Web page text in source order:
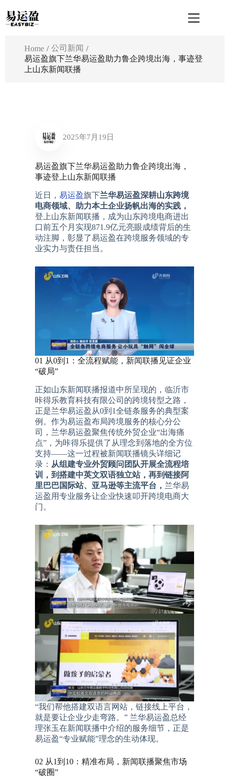
至
内
Home / 公司新闻 /
易运盈旗下兰华易运盈助力鲁企跨境出海，事迹登
上山东新闻联播
2025年7月19日
易运盈旗下兰华易运盈助力鲁企跨境出海，
事迹登上山东新闻联播
近日，易运盈旗下兰华易运盈深耕山东跨境
电商领域、助力本土企业扬帆出海的实践，
登上山东新闻联播，成为山东跨境电商进出
口前五个月实现871.9亿元亮眼成绩背后的生
动注脚，彰显了易运盈在跨境服务领域的专
业实力与责任担当。
01 从0到1：全流程赋能，新闻联播见证企业
“破局”
正如山东新闻联播报道中所呈现的，临沂市
咔得乐教育科技有限公司的跨境转型之路，
正是兰华易运盈从0到1全链条服务的典型案
例。作为易运盈布局跨境服务的核心分公
司，兰华易运盈聚焦传统外贸企业“出海痛
点”，为咔得乐提供了从理念到落地的全方位
支持——这一过程被新闻联播镜头详细记
录： 从组建专业外贸顾问团队开展全流程培
训，到搭建中英文双语独立站，再到链接阿
里巴巴国际站、亚马逊等主流平台， 兰华易
运盈用专业服务让企业快速叩开跨境电商大
门。
“我们帮他搭建双语言网站，链接线上平台，
就是要让企业少走弯路。” 兰华易运盈总经
理张玉在新闻联播中介绍的服务细节，正是
易运盈“专业赋能”理念的生动体现。
02 从1到10：精准布局，新闻联播聚焦市场
“破圈”